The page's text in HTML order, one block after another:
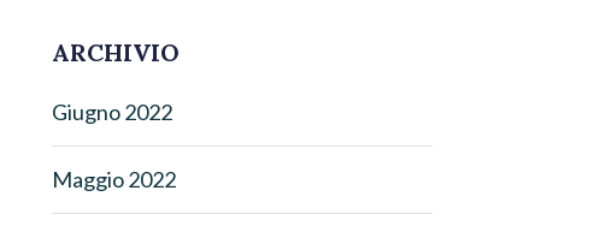
ARCHIVIO
Giugno 2022
Maggio 2022